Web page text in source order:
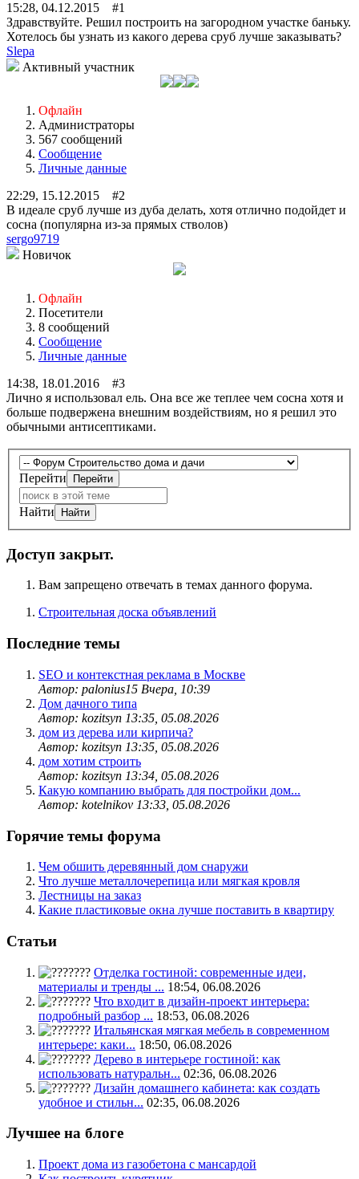
15:28, 04.12.2015 #1
Здравствуйте. Решил построить на загородном участке баньку.
Хотелось бы узнать из какого дерева сруб лучше заказывать?
Slepa
Активный участник
Офлайн
Администраторы
567 сообщений
Сообщение
Личные данные
22:29, 15.12.2015 #2
В идеале сруб лучше из дуба делать, хотя отлично подойдет и
сосна (популярна из-за прямых стволов)
sergo9719
Новичок
Офлайн
Посетители
8 сообщений
Сообщение
Личные данные
14:38, 18.01.2016 #3
Лично я использовал ель. Она все же теплее чем сосна хотя и
больше подвержена внешним воздействиям, но я решил это
обычными антисептиками.
Перейти
Найти
Доступ закрыт.
Вам запрещено отвечать в темах данного форума.
Строительная доска объявлений
Последние темы
SEO и контекстная реклама в Москве
Автор: palonius15 Вчера, 10:39
Дом дачного типа
Автор: kozitsyn 13:35, 05.08.2026
дом из дерева или кирпича?
Автор: kozitsyn 13:35, 05.08.2026
дом хотим строить
Автор: kozitsyn 13:34, 05.08.2026
Какую компанию выбрать для постройки дом...
Автор: kotelnikov 13:33, 05.08.2026
Горячие темы форума
Чем обшить деревянный дом снаружи
Что лучше металлочерепица или мягкая кровля
Лестницы на заказ
Какие пластиковые окна лучше поставить в квартиру
Статьи
Отделка гостиной: современные идеи,
материалы и тренды ... 18:54, 06.08.2026
Что входит в дизайн-проект интерьера:
подробный разбор ... 18:53, 06.08.2026
Итальянская мягкая мебель в современном
интерьере: каки... 18:50, 06.08.2026
Дерево в интерьере гостиной: как
использовать натуральн... 02:36, 06.08.2026
Дизайн домашнего кабинета: как создать
удобное и стильн... 02:35, 06.08.2026
Лучшее на блоге
Проект дома из газобетона с мансардой